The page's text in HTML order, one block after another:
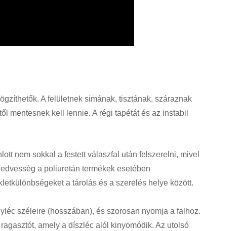
A felületnek simának, tisztának, száraznak
mentesnek kell lennie. A régi tapétát és az instabil
nem sokkal a festett válaszfal után felszerelni, mivel
a poliuretán termékek esetében
a tárolás és a szerelés helye között.
széleire (hosszában), és szorosan nyomja a falhoz.
amely a díszléc alól kinyomódik. Az utolsó